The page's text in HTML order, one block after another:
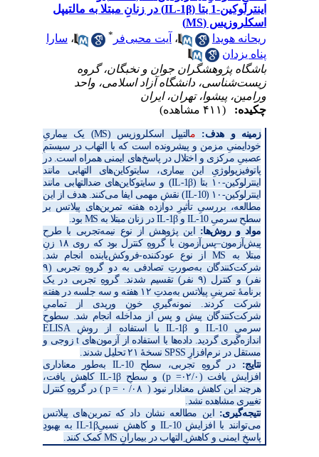
اینترلوکین-1 بتا (IL-1β) در زنانِ مبتلا به مالتیپل
،آیت محبی‌فر* ،سارا
پژوهشگران جوان و نخبگان، گروه
دانشگاه آزاد اسلامی، واحد
پیشوا، تهران، ایران
م التیپل اسکلروزیس ( MS ) یک بیماریِ
مزمن و پیشرونده است که با التهاب در سیستمِ
مرکزی و اختلال در پاسخ‌های ایمنی همراه است. در
این بیماری، سایتوکاین‌های التهابی مانند
IL-1β) و سایتوکاین‌های ضدالتهابی مانند
IL-10
) نقشِ مهمی ایفا می‌کنند. هدف از این
بررسیِ تأثیرِ دوازده هفته تمرین‌های پیلاتس بر
IL-10وIL-1β در زنان مبتلا بهMSبود.
این پژوهش از نوعِ نیمه‌تجربی با طرحِ
پس‌آزمون با گروهِ کنترل بود که روی۱۸زنِ
از نوعِ عودکننده-فروکش‌یابنده انجام شد.
به‌صورتِ تصادفی به دو گروهِ تجربی (۹
نفر) تقسیم شدند. گروهِ تجربی در یک
تمرینیِ پیلاتس به‌مدتِ۱۲ هفته و سه جلسه در هفته
کردند. نمونه‌گیریِ خونِ وریدی از تمامیِ
پیش و پس از مداخله انجام شد. سطوحِ
وIL-1β با استفاده از روشِELISA
گردید. داده‌ها با استفاده از آزمون‌هایtزوجی و
در نرم‌افزارِSPSS نسخۀ ۲۱ تحلیل شدند.
در گروهِ تجربی، سطحِ IL-10به‌طور معناداری
p ) و سطحِIL-1βکاهش یافت،
این کاهش معنادار نبود (۰۸/ ۰ = p ) در گروهِ کنترل
مشاهده نشد.
این مطالعه نشان داد که تمرین‌های پیلاتس
با افزایشِIL-10 و کاهشِ نسبیِIL-1βبه بهبودِ
ایمنی و کاهش ِالتهاب در بیمارانِ MSکمک کنند.